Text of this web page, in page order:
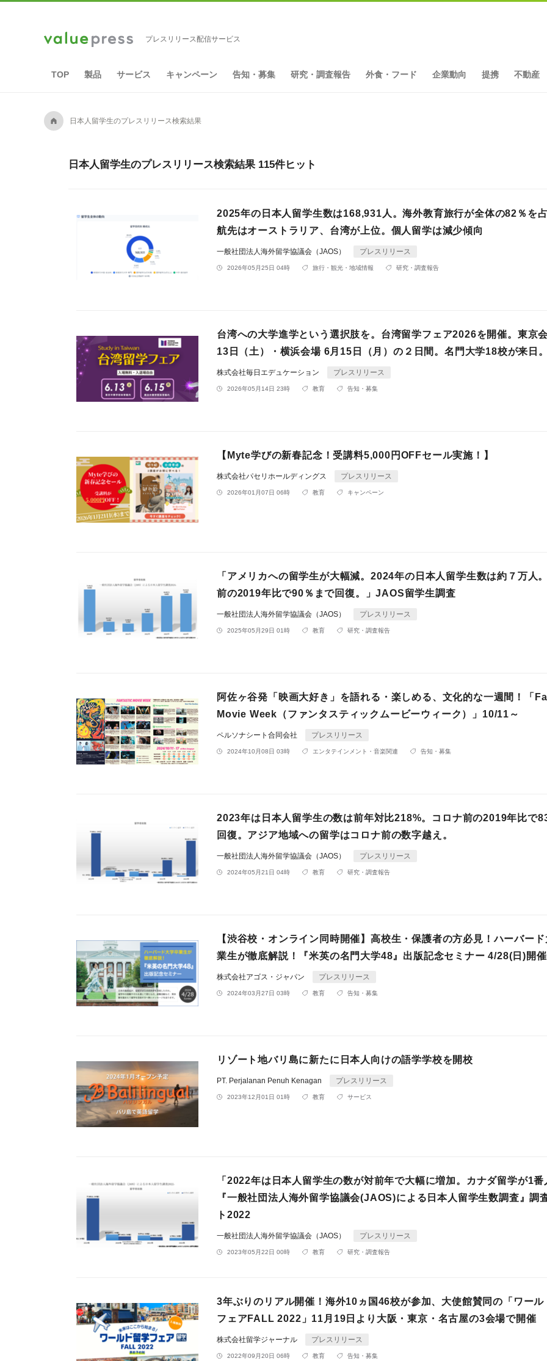
プレスリリース配信サービス
TOP 製品 サービス キャンペーン 告知・募集 研究・調査報告 外食・フード 企業動向 提携 不動産
A 日本人留学生のプレスリリース検索結果
日本人留学生のプレスリリース検索結果 115件ヒット
2025年の日本人留学生数は168,931人。海外教育旅行が全体の82％を
航先はオーストラリア、台湾が上位。個人留学は減少傾向
一般社団法人海外留学協議会（JAOS） プレスリリース
2026年05月25日 04時 旅行・観光・地域情報 研究・調査報告
台湾への大学進学という選択肢を。台湾留学フェア2026を開催。東京
13日（土）・横浜会場 6月15日（月）の２日間。名門大学18校が来日
株式会社毎日エデュケーション プレスリリース
2026年05月14日 23時 教育 告知・募集
【Myte学びの新春記念！受講料5,000円OFFセール実施！】
株式会社パセリホールディングス プレスリリース
2026年01月07日 06時 教育 キャンペーン
「アメリカへの留学生が大幅減。2024年の日本人留学生数は約７万人
前の2019年比で90％まで回復。」JAOS留学生調査
一般社団法人海外留学協議会（JAOS） プレスリリース
2025年05月29日 01時 教育 研究・調査報告
阿佐ヶ谷発「映画大好き」を語れる・楽しめる、文化的な一週間！「
Movie Week（ファンタスティックムービーウィーク）」10/11～
ペルソナシート合同会社 プレスリリース
2024年10月08日 03時 エンタテインメント・音楽関連 告知・募集
2023年は日本人留学生の数は前年対比218%。コロナ前の2019年比で
回復。アジア地域への留学はコロナ前の数字越え。
一般社団法人海外留学協議会（JAOS） プレスリリース
2024年05月21日 04時 教育 研究・調査報告
【渋谷校・オンライン同時開催】高校生・保護者の方必見！ハーバー
業生が徹底解説！『米英の名門大学48』出版記念セミナー 4/28(日)開催
株式会社アゴス・ジャパン プレスリリース
2024年03月27日 03時 教育 告知・募集
リゾート地バリ島に新たに日本人向けの語学学校を開校
PT. Perjalanan Penuh Kenagan プレスリリース
2023年12月01日 01時 教育 サービス
「2022年は日本人留学生の数が対前年で大幅に増加。カナダ留学が1番
『一般社団法人海外留学協議会(JAOS)による日本人留学生数調査』調
ト2022
一般社団法人海外留学協議会（JAOS） プレスリリース
2023年05月22日 00時 教育 研究・調査報告
3年ぶりのリアル開催！海外10ヵ国46校が参加、大使館賛同の「ワール
フェアFALL 2022」11月19日より大阪・東京・名古屋の3会場で開催
株式会社留学ジャーナル プレスリリース
2022年09月20日 06時 教育 告知・募集